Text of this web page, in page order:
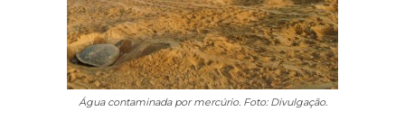
Água contaminada por mercúrio. Foto: Divulgação.